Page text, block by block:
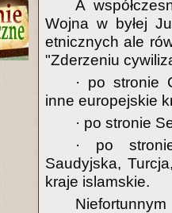
A
Wojna w byłej
etnicznych ale
"Zderzeniu
· po stronie
inne europejskie
· po stronie
· po
Saudyjska,
kraje islamskie.